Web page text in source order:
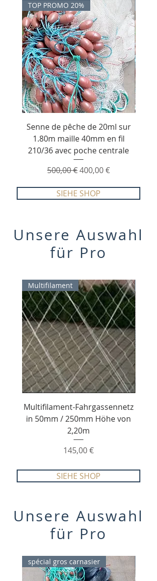
TOP PROMO 20%
Senne de pêche de 20ml sur
1.80m maille 40mm en fil
210/36 avec poche centrale
Standardpreis
500,00 €Sale-Preis
400,00 €
SIEHE SHOP
Unsere Auswahl
für Pro
Multifilament
Multifilament-Fahrgassennetz
in 50mm / 250mm Höhe von
2,20m
Preis
145,00 €
SIEHE SHOP
Unsere Auswahl
für Pro
spécial gros carnasier